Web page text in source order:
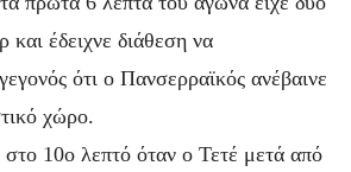
και έδειχνε διάθεση να
ότι ο Πανσερραϊκός ανέβαινε
χώρο.
10ο λεπτό όταν ο Τετέ μετά από